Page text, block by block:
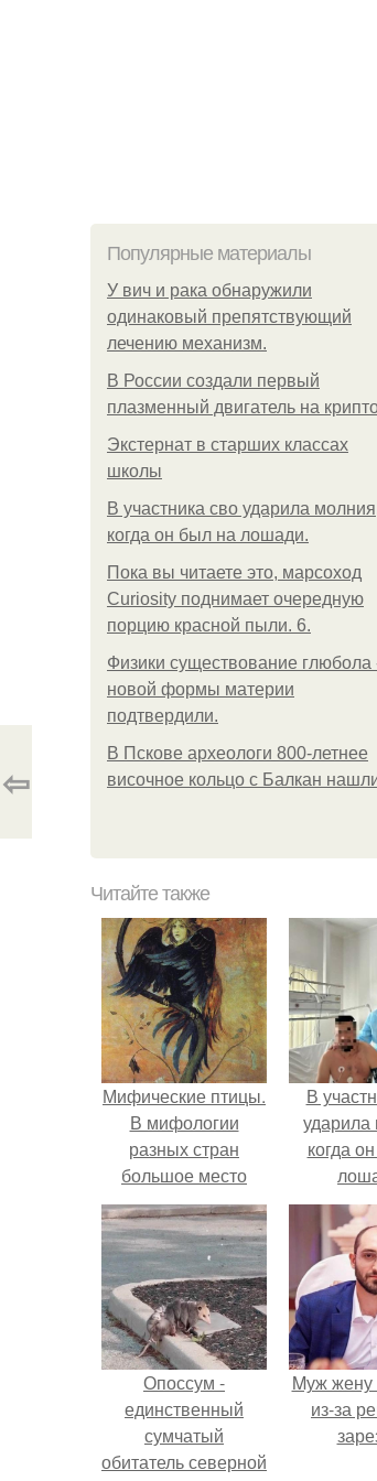
Популярные материалы
У вич и рака обнаружили
одинаковый препятствующий
лечению механизм.
В России создали первый
плазменный двигатель на
Экстернат в старших классах
школы
В участника сво ударила
когда он был на лошади.
Пока вы читаете это, марсоход
Curiosity поднимает очередную
порцию красной пыли. 6.
Физики существование глюбола
новой формы материи
подтвердили.
В Пскове археологи 800-летнее
височное кольцо с Балкан
⇦
Читайте также
Мифические птицы.
В мифологии
разных стран
большое место
занимают образы
птиц.
В
когда
Опоссум -
единственный
сумчатый
обитатель северной
Mуж
из-за